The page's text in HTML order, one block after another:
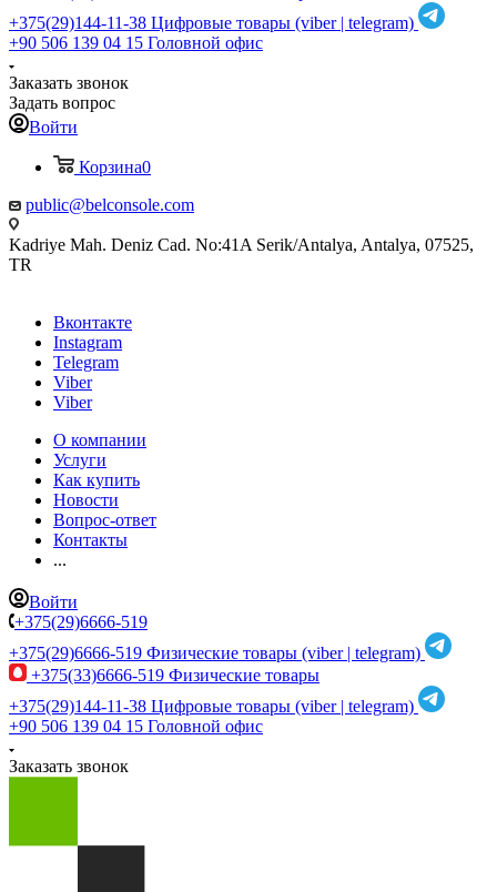
+375(29)144-11-38 Цифровые товары (viber | telegram)
+90 506 139 04 15 Головной офис
Заказать звонок
Задать вопрос
Войти
Корзина0
public@belconsole.com
Kadriye Mah. Deniz Cad. No:41A Serik/Antalya, Antalya, 07525,
TR
Вконтакте
Instagram
Telegram
Viber
Viber
О компании
Услуги
Как купить
Новости
Вопрос-ответ
Контакты
...
Войти
+375(29)6666-519
+375(29)6666-519 Физические товары (viber | telegram)
+375(33)6666-519 Физические товары
+375(29)144-11-38 Цифровые товары (viber | telegram)
+90 506 139 04 15 Головной офис
Заказать звонок